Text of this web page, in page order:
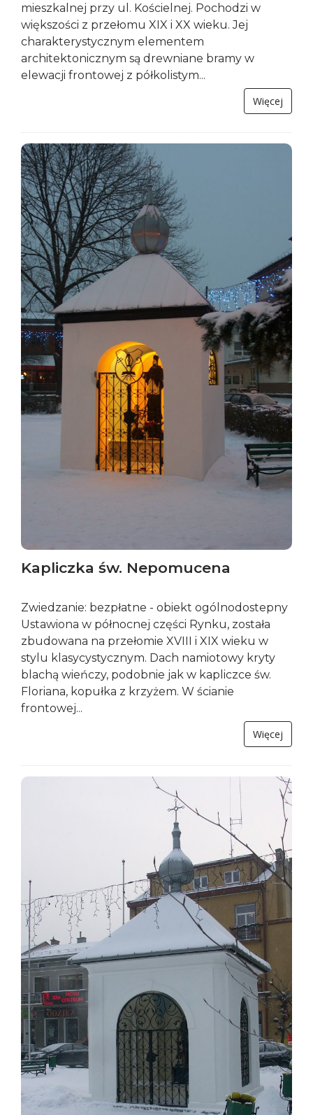
mieszkalnej przy ul. Kościelnej. Pochodzi w
większości z przełomu XIX i XX wieku. Jej
charakterystycznym elementem
architektonicznym są drewniane bramy w
elewacji frontowej z półkolistym...
Więcej
Kapliczka św. Nepomucena
Zwiedzanie: bezpłatne - obiekt ogólnodostepny
Ustawiona w północnej części Rynku, została
zbudowana na przełomie XVIII i XIX wieku w
stylu klasycystycznym. Dach namiotowy kryty
blachą wieńczy, podobnie jak w kapliczce św.
Floriana, kopułka z krzyżem. W ścianie
frontowej...
Więcej